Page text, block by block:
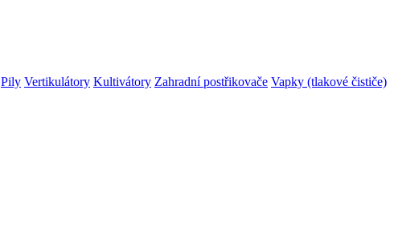
Pily Vertikulátory Kultivátory Zahradní postřikovače Vapky (tlakové čističe)